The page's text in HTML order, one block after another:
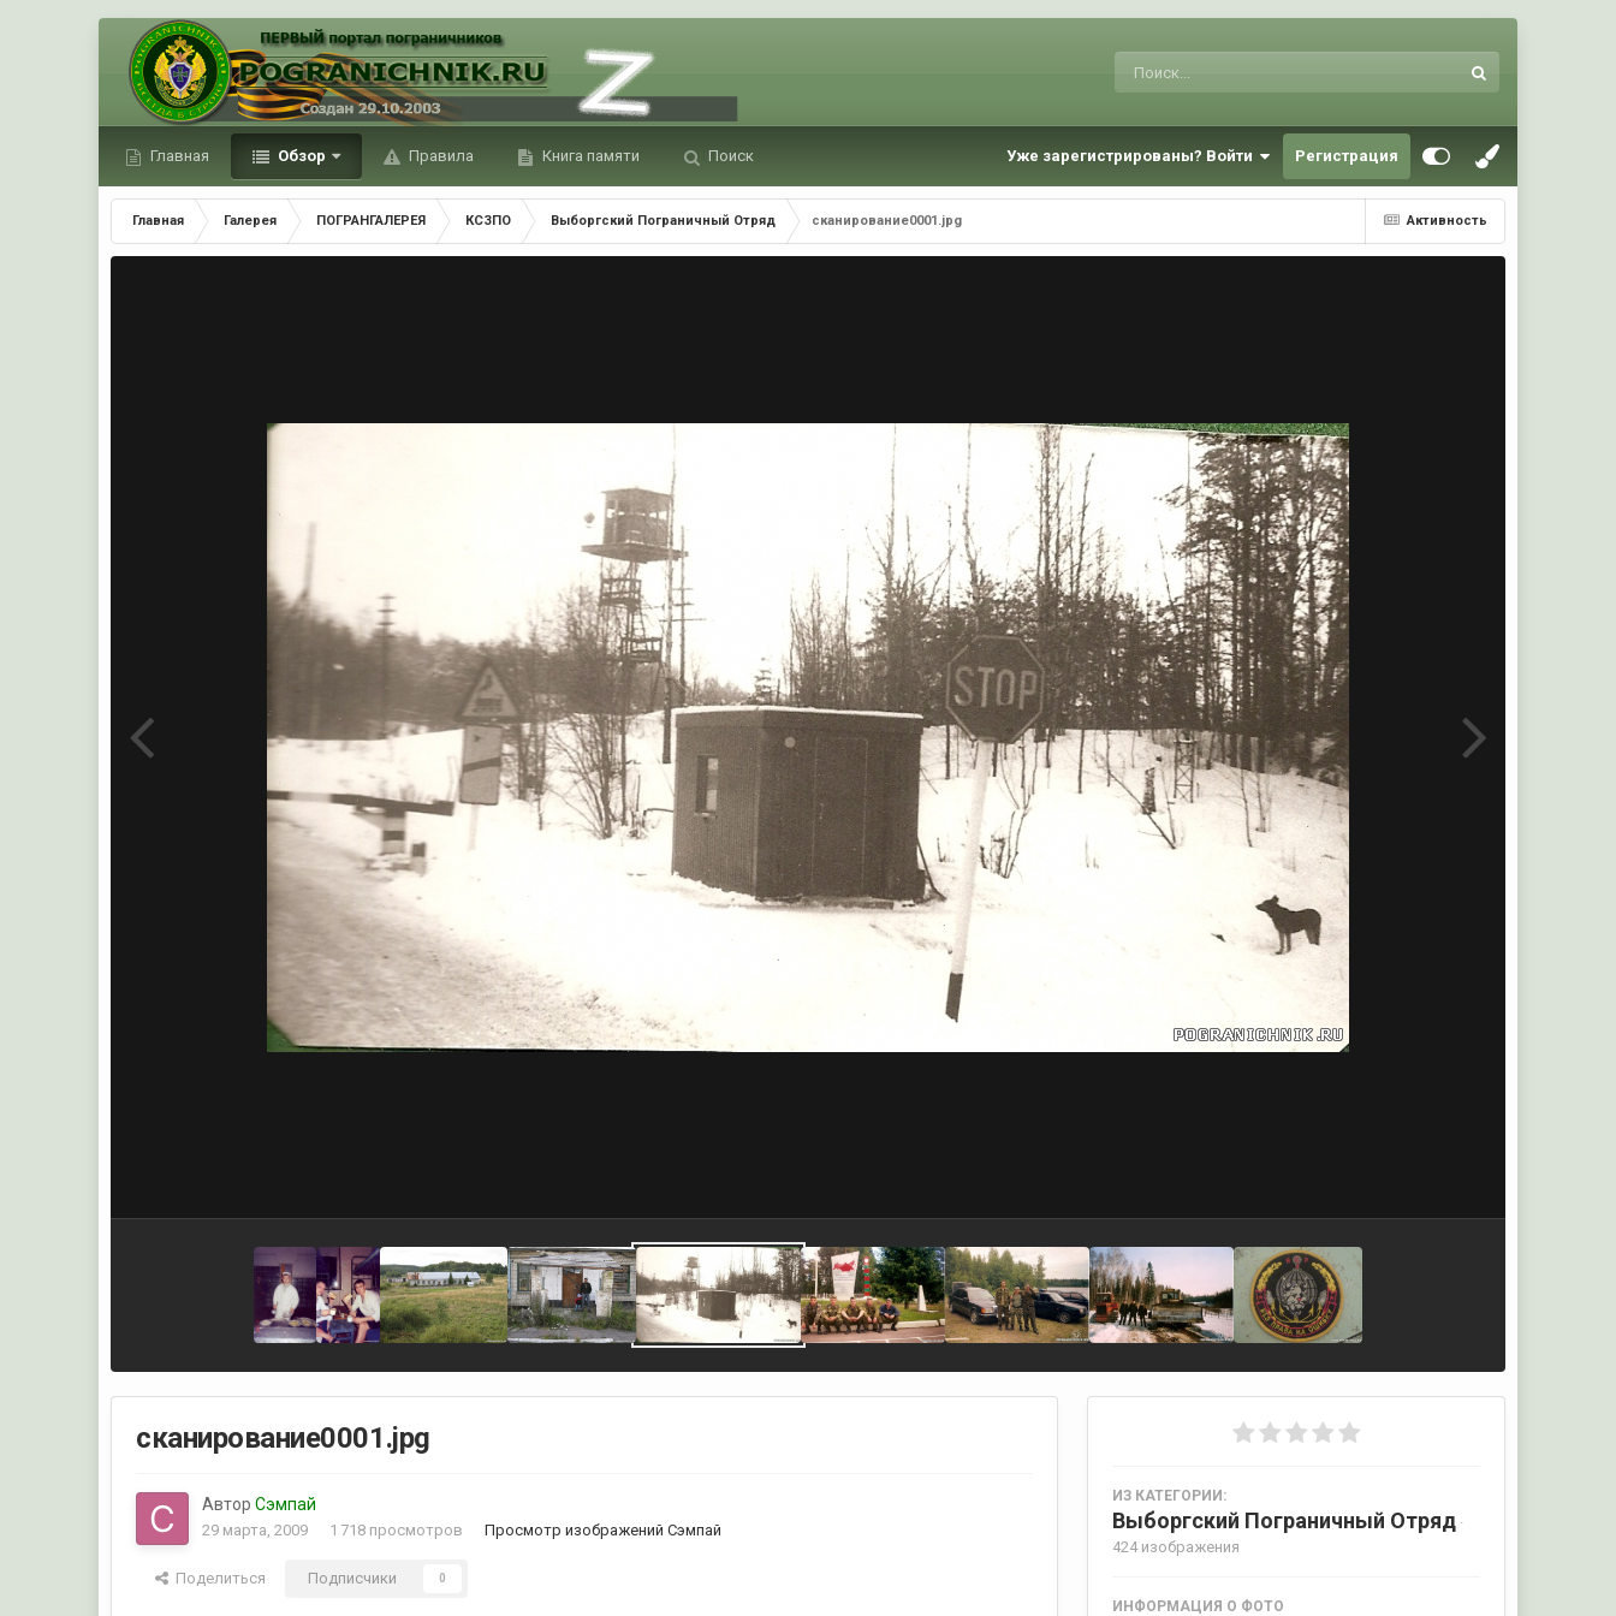
Главная Обзор Правила Книга памяти Поиск Уже зарегистрированы? Войти Регистрация
Активность
Главная Галерея ПОГРАНГАЛЕРЕЯ КСЗПО Выборгский Пограничный Отряд сканирование0001.jpg
сканирование0001.jpg
АвторСэмпай
29 марта, 2009 1 718 просмотров Просмотр изображений Сэмпай
Поделиться Подписчики 0
ИЗ КАТЕГОРИИ:
Выборгский Пограничный Отряд ·
424 изображения
ИНФОРМАЦИЯ О ФОТО